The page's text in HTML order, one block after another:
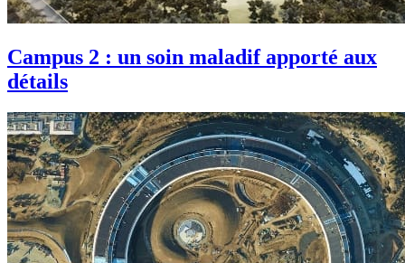
Campus 2 : un soin maladif apporté aux
détails